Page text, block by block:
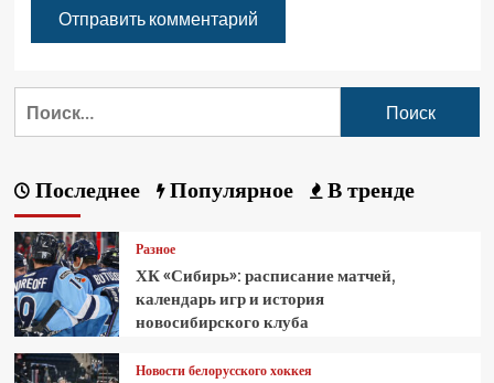
Последнее Популярное В тренде
Разное
ХК «Сибирь»: расписание матчей,
календарь игр и история
новосибирского клуба
Новости белорусского хоккея